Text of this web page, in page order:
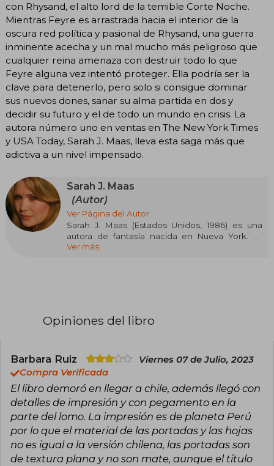
con Rhysand, el alto lord de la temible Corte Noche.
Mientras Feyre es arrastrada hacia el interior de la
oscura red política y pasional de Rhysand, una guerra
inminente acecha y un mal mucho más peligroso que
cualquier reina amenaza con destruir todo lo que
Feyre alguna vez intentó proteger. Ella podría ser la
clave para detenerlo, pero solo si consigue dominar
sus nuevos dones, sanar su alma partida en dos y
decidir su futuro y el de todo un mundo en crisis. La
autora número uno en ventas en The New York Times
y USA Today, Sarah J. Maas, lleva esta saga más que
adictiva a un nivel impensado.
Sarah J. Maas
(Autor)
Ver Página del Autor
Sarah J. Maas (Estados Unidos, 1986) es una
autora de fantasía nacida en Nueva York. Es
conocida por la serie Throne of Glass, iniciada
capacidad de crear mundos complejos y
contribución al género de fantasía juvenil.
Neoyorquina de nacimiento, en la actualidad
cuenta con una comunidad de más de treinta
mil seguidores en Twitter y Facebook.
Ver más
Opiniones del libro
Barbara Ruiz
Viernes 07 de Julio, 2023
Compra Verificada
El libro demoró en llegar a chile, además llegó con
detalles de impresión y con pegamento en la
parte del lomo. La impresión es de planeta Perú
por lo que el material de las portadas y las hojas
no es igual a la versión chilena, las portadas son
de textura plana y no son mate, aunque el título